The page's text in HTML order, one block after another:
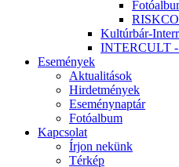
Kultúrbár-
INTERCULT
Események
Aktualitások
Hirdetmények
Eseménynaptár
Fotóalbum
Kapcsolat
Írjon nekünk
Térkép